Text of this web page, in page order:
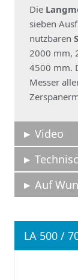
Die
sieben
nutzbaren
2000 mm,
4500 mm.
Messer
Video
Auf
LA 500 /